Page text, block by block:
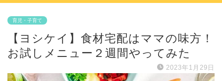
育児・子育て
【ヨシケイ】食材宅配はママの味方！
お試しメニュー２週間やってみた
2023年1月29日